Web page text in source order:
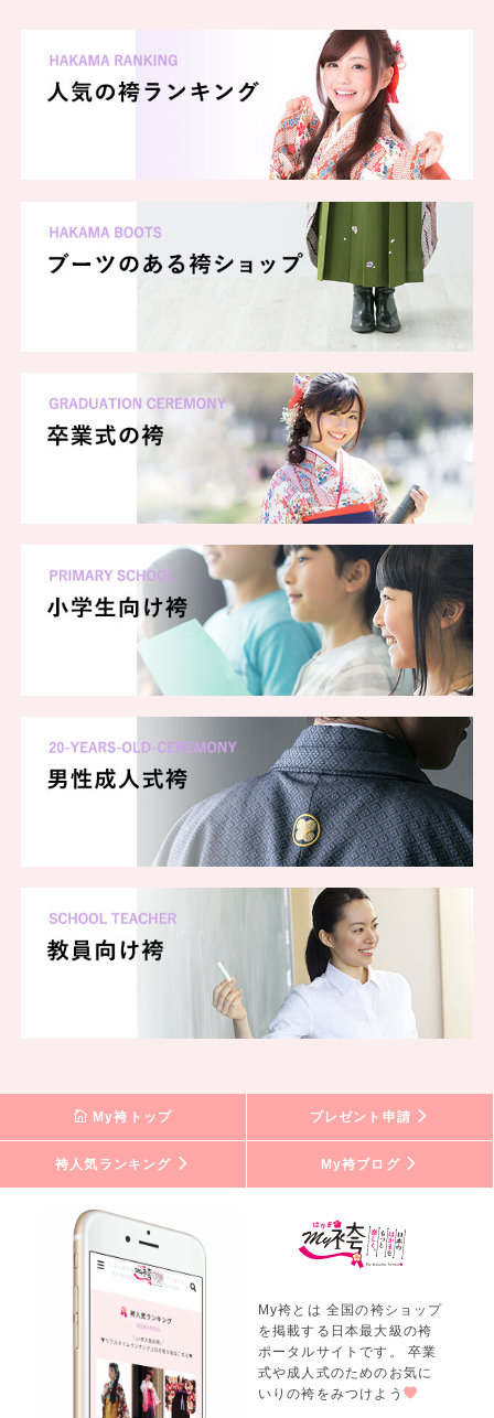
My袴トップ プレゼント申請
袴人気ランキング My袴ブログ
My袴とは 全国の袴ショップ
を掲載する日本最大級の袴
ポータルサイトです。 卒業
式や成人式のためのお気に
いりの袴をみつけよう